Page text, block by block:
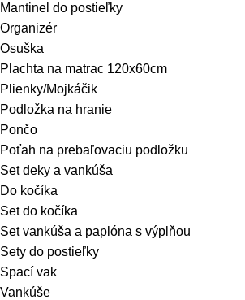
Mantinel do postieľky
Organizér
Osuška
Plachta na matrac 120x60cm
Plienky/Mojkáčik
Podložka na hranie
Pončo
Poťah na prebaľovaciu podložku
Set deky a vankúša
Do kočíka
Set do kočíka
Set vankúša a paplóna s výplňou
Sety do postieľky
Spací vak
Vankúše